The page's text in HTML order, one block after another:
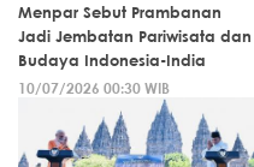
Menpar Sebut Prambanan
Jadi Jembatan Pariwisata dan
Budaya Indonesia-India
10/07/2026 00:30 WIB